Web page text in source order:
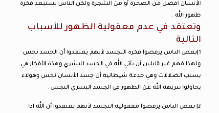
الأنسان افضل من الصخرة أو من الشجرة ولكن الناس تستبعد فكرة
ظهور الله .
وتعتقد في عدم معقولية الظهور للأسباب
التالية
1|بعض الناس يرفضوا فكرة التجسد لأنهم يعتقدوا أن الجسد نجس
ولهذا فهم غير قابلين أن يأتي الله في الجسد البشري وهذة الأفكار هي
بسبب الضلالات وهي خدعة شيطانية أن جسد الأنسان نجس وهولاء
يحاولوا تنزيهة الله عن الظهور في الجسد البشري النجس .
2| بعض الناس يرفضوا معقولية التجسد لأنهم يعتقدوا أن الله اذا